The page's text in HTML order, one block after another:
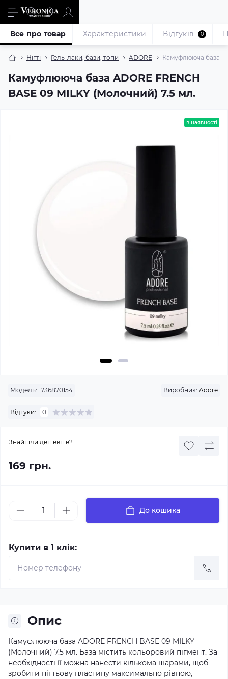
Нігті Гель-лаки, бази, топи ADORE Камуфлююча база
Камуфлююча база ADORE FRENCH
BASE 09 MILKY (Молочний) 7.5 мл.
Все про товар Характеристики Відгуків 0
в наявності
Модель: 1736870154 Виробник: Adore
Відгуки: 0
Знайшли дешевше?
169 грн.
До кошика
Купити в 1 клік:
Опис
Камуфлююча база ADORE FRENCH BASE 09 MILKY
(Молочний) 7.5 мл. База містить кольоровий пігмент. За
необхідності її можна нанести кількома шарами, щоб
зробити нігтьову пластину максимально рівною,